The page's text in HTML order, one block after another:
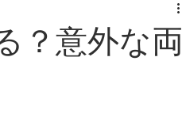
？意外な両